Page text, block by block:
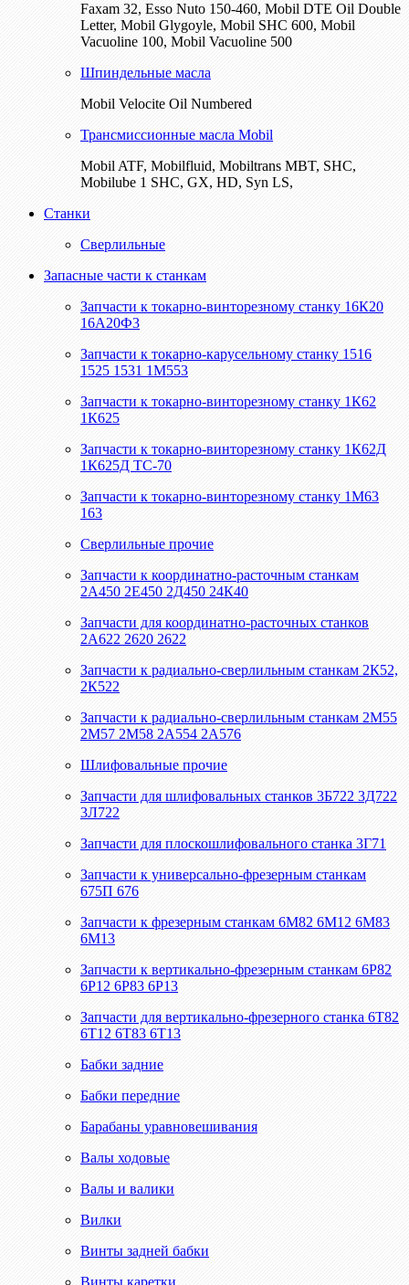
Faxam 32, Esso Nuto 150-460, Mobil DTE Oil Double
Letter, Mobil Glygoyle, Mobil SHC 600, Mobil
Vacuoline 100, Mobil Vacuoline 500
Шпиндельные масла
Mobil Velocite Oil Numbered
Трансмиссионные масла Mobil
Mobil ATF, Mobilfluid, Mobiltrans MBT, SHC,
Mobilube 1 SHC, GX, HD, Syn LS,
Станки
Сверлильные
Запасные части к станкам
Запчасти к токарно-винторезному станку 16К20
16А20Ф3
Запчасти к токарно-карусельному станку 1516
1525 1531 1М553
Запчасти к токарно-винторезному станку 1К62
1К625
Запчасти к токарно-винторезному станку 1К62Д
1К625Д ТС-70
Запчасти к токарно-винторезному станку 1М63
163
Сверлильные прочие
Запчасти к координатно-расточным станкам
2А450 2Е450 2Д450 24К40
Запчасти для координатно-расточных станков
2А622 2620 2622
Запчасти к радиально-сверлильным станкам 2К52,
2К522
Запчасти к радиально-сверлильным станкам 2М55
2М57 2М58 2А554 2А576
Шлифовальные прочие
Запчасти для шлифовальных станков 3Б722 3Д722
3Л722
Запчасти для плоскошлифовального станка 3Г71
Запчасти к универсально-фрезерным станкам
675П 676
Запчасти к фрезерным станкам 6М82 6М12 6М83
6М13
Запчасти к вертикально-фрезерным станкам 6Р82
6Р12 6Р83 6Р13
Запчасти для вертикально-фрезерного станка 6Т82
6Т12 6Т83 6Т13
Бабки задние
Бабки передние
Барабаны уравновешивания
Валы ходовые
Валы и валики
Вилки
Винты задней бабки
Винты каретки